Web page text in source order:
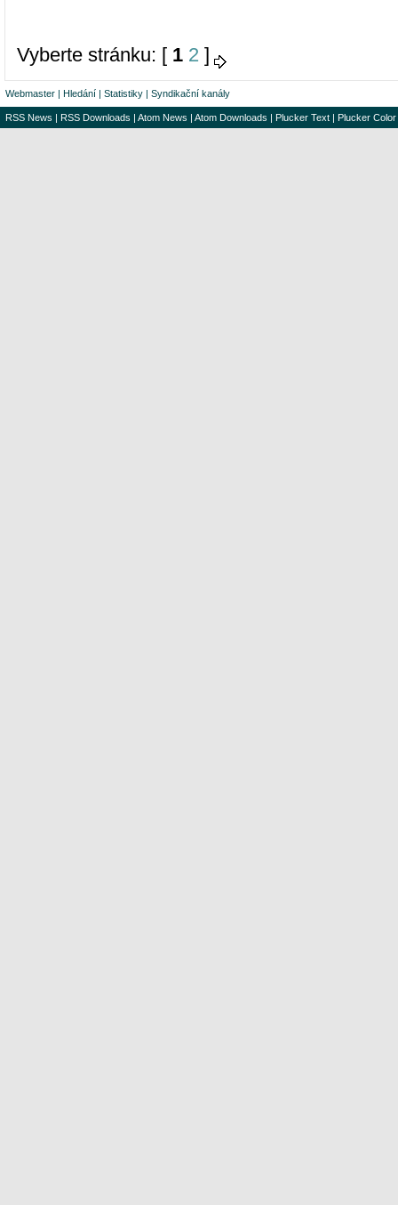
Vyberte stránku: [ 1 2 ]
Webmaster | Hledání | Statistiky | Syndikační kanály
RSS News | RSS Downloads | Atom News | Atom Downloads | Plucker Text | Plucker Color